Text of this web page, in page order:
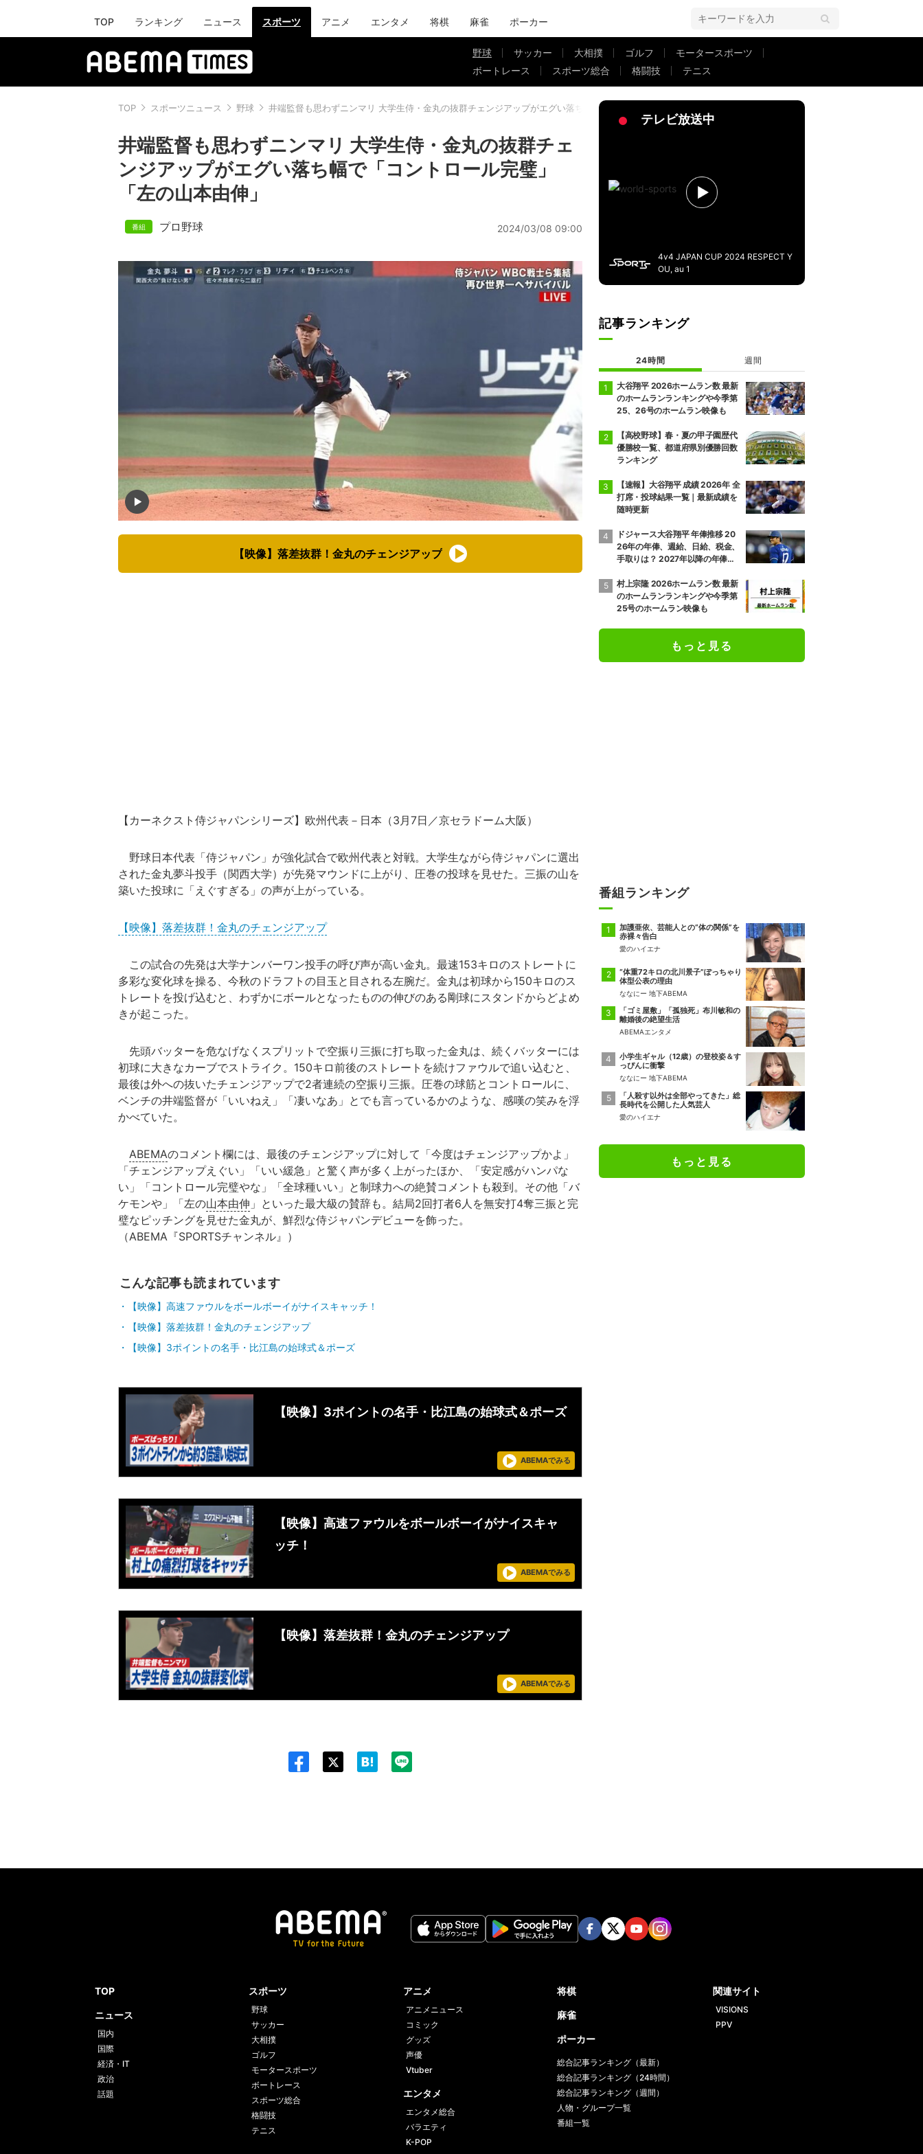
TOP ランキング ニュース スポーツ アニメ エンタメ 将棋 麻雀 ポーカー
野球 サッカー 大相撲 ゴルフ
モータースポーツ
ボートレース
スポーツ総合 格闘技 テニス
TOP スポーツニュース 野球 井端監督も思わずニンマリ 大学生侍・金丸の抜群チェンジアップがエグい落ち幅で「コントロール完璧」「左の山本由伸」
井端監督も思わずニンマリ 大学生侍・金丸の抜群チェ
ンジアップがエグい落ち幅で「コントロール完璧」
「左の山本由伸」
プロ野球 2024/03/08 09:00
【映像】落差抜群！金丸のチェンジアップ
【カーネクスト侍ジャパンシリーズ】欧州代表－日本（3月7日／京セラドーム大阪）
野球日本代表「侍ジャパン」が強化試合で欧州代表と対戦。大学生ながら侍ジャパンに選出
された金丸夢斗投手（関西大学）が先発マウンドに上がり、圧巻の投球を見せた。三振の山を
築いた投球に「えぐすぎる」の声が上がっている。
【映像】落差抜群！金丸のチェンジアップ
この試合の先発は大学ナンバーワン投手の呼び声が高い金丸。最速153キロのストレートに
多彩な変化球を操る、今秋のドラフトの目玉と目される左腕だ。金丸は初球から150キロのス
トレートを投げ込むと、わずかにボールとなったものの伸びのある剛球にスタンドからどよめ
きが起こった。
先頭バッターを危なげなくスプリットで空振り三振に打ち取った金丸は、続くバッターには
初球に大きなカーブでストライク。150キロ前後のストレートを続けファウルで追い込むと、
最後は外への抜いたチェンジアップで2者連続の空振り三振。圧巻の球筋とコントロールに、
ベンチの井端監督が「いいねえ」「凄いなあ」とでも言っているかのような、感嘆の笑みを浮
かべていた。
ABEMAのコメント欄には、最後のチェンジアップに対して「今度はチェンジアップかよ」
「チェンジアップえぐい」「いい緩急」と驚く声が多く上がったほか、「安定感がハンパな
い」「コントロール完璧やな」「全球種いい」と制球力への絶賛コメントも殺到。その他「バ
ケモンや」「左の山本由伸 」といった最大級の賛辞も。結局2回打者6人を無安打4奪三振と完
璧なピッチングを見せた金丸が、鮮烈な侍ジャパンデビューを飾った。
（ABEMA『SPORTSチャンネル』）
こんな記事も読まれています
【映像】高速ファウルをボールボーイがナイスキャッチ！
【映像】落差抜群！金丸のチェンジアップ
【映像】3ポイントの名手・比江島の始球式＆ポーズ
【映像】3ポイントの名手・比江島の始球式＆ポーズ
ABEMAでみる
【映像】高速ファウルをボールボーイがナイスキャ
ッチ！
ABEMAでみる
【映像】落差抜群！金丸のチェンジアップ
ABEMAでみる
テレビ放送中
4v4 JAPAN CUP 2024 RESPECT Y
OU, au 1
記事ランキング
24時間 週間
大谷翔平 2026ホームラン数 最新
のホームランランキングや今季第
25、26号のホームラン映像も
【高校野球】春・夏の甲子園歴代
優勝校一覧、都道府県別優勝回数
ランキング
【速報】大谷翔平 成績 2026年 全
打席・投球結果一覧｜最新成績を
随時更新
ドジャース大谷翔平 年俸推移 20
26年の年俸、週給、日給、税金、
手取りは？ 2027年以降の年俸推
村上宗隆 2026ホームラン数 最新
のホームランランキングや今季第
25号のホームラン映像も
もっと見る
番組ランキング
加護亜依、芸能人との“体の関係”を
赤裸々告白
愛のハイエナ
“体重72キロの北川景子”ぽっちゃり
体型公表の理由
ななにー 地下ABEMA
「ゴミ屋敷」「孤独死」布川敏和の
離婚後の絶望生活
ABEMAエンタメ
小学生ギャル（12歳）の登校姿＆す
っぴんに衝撃
ななにー 地下ABEMA
「人殺す以外は全部やってきた」総
長時代を公開した人気芸人
愛のハイエナ
もっと見る
TOP
ニュース
国内
国際
経済・IT
政治
話題
スポーツ
野球
サッカー
大相撲
ゴルフ
モータースポーツ
ボートレース
スポーツ総合
格闘技
テニス
アニメ
アニメニュース
コミック
グッズ
声優
Vtuber
エンタメ
エンタメ総合
バラエティ
K-POP
将棋
麻雀
ポーカー
総合記事ランキング（最新）
総合記事ランキング（24時間）
総合記事ランキング（週間）
人物・グループ一覧
番組一覧
関連サイト
VISIONS
PPV